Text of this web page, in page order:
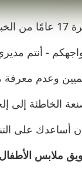
في
- أنتم
وعدم
الخاطئة إلى
أساعدك على
ملابس الأطفال